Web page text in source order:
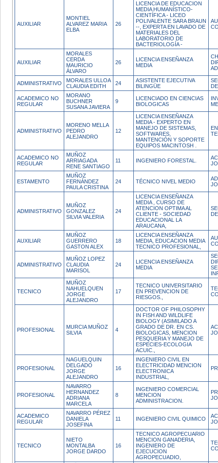
AUXILIAR
MONTIEL
ALVAREZ MARIA
ELBA
26
LICENCIA DE EDUCACION
MEDIA HUMANÍSTICO-
CIENTÍFICA - LICEO
POLIVALENTE SARA BRAUN
--, EXPERTA EN LAVADO DE
MATERIALES DEL
LABORATORIO DE
BACTERIOLOGÍA -
AUXILIAR
MORALES
CERDA
MAURICIO
ÁLVARO
26
LICENCIA ENSEÑANZA
MEDIA
ADMINISTRATIVO
MORALES ULLOA
CLAUDIA EDITH
24
ASISTENTE EJECUTIVA
BILINGÜE
ACADEMICO NO
REGULAR
MORANO
BUCHNER
SUSANA JAVIERA
9
LICENCIADO EN CIENCIAS
BIOLOGICAS
ADMINISTRATIVO
MORENO MELLA
PEDRO
ALEJANDRO
12
LICENCIA ENSEÑANZA
MEDIA - EXPERTO EN
MANEJO DE SISTEMAS,
SOFTWARES,
MANTENCIÓN Y SOPORTE
EQUIPOS MACINTOSH .
ACADEMICO NO
REGULAR
MUÑOZ
ARRIAGADA
RENE SANTIAGO
11 INGENIERO FORESTAL.
ESTAMENTO
MUÑOZ
FERNÁNDEZ
PAULA CRISTINA
24 TÉCNICO NIVEL MEDIO
ADMINISTRATIVO
MUÑOZ
GONZALEZ
SILVIA VALERIA
24
LICENCIA ENSEÑANZA
MEDIA , CURSO DE
ATENCION OPTIMA AL
CLIENTE - SOCIEDAD
EDUCACIONAL LA
ARAUCANA,
AUXILIAR
MUÑOZ
GUERRERO
GASTON ALEX
18
LICENCIA ENSEÑANZA
MEDIA, EDUCACION MEDIA
TECNICO PROFESIONAL,
ADMINISTRATIVO
MUÑOZ LOPEZ
CLAUDIA
MARISOL
24
LICENCIA ENSEÑANZA
MEDIA
TECNICO
MUÑOZ
NAHUELQUEN
JORGE
ALEJANDRO
17
TECNICO UNIVERSITARIO
EN PREVENCION DE
RIESGOS.,
PROFESIONAL
MURCIA MUÑOZ
SILVIA
4
DOCTOR OF PHILOSOPHY
IN FISH AND WILDLIFE
BIOLOGY (ASIMILADO A
GRADO DE DR. EN CS.
BIOLOGICAS, MENCION
PESQUERIA Y MANEJO DE
ESPECIES-ECOLOGIA
ACUIC.,
PROFESIONAL
NAGUELQUIN
DELGADO
JORGE
ALEJANDRO
16
INGENIERO CIVIL EN
ELECTRICIDAD MENCION
ELECTRONICA
INDUSTRIAL,
PROFESIONAL
NAVARRO
HERNANDEZ
ADRIANA
MARCELA
8
INGENIERO COMERCIAL
MENCION
ADMINISTRACION.
ACADEMICO
REGULAR
NAVARRO PÉREZ
DANIELA
JOSEFINA
11 INGENIERO CIVIL QUIMICO
TECNICO
NIETO
MONTALBA
JORGE DARDO
16
TECNICO AGROPECUARIO
MENCION GANADERIA,
INGENIERO DE
EJECUCION
AGROPECUADIO,